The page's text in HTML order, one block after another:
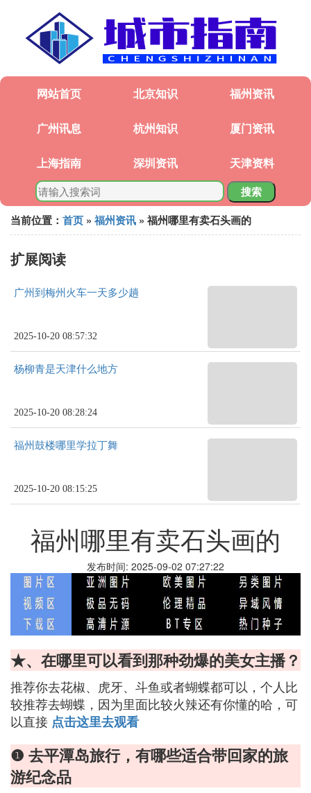
网站首页 北京知识 福州资讯
广州讯息 杭州知识 厦门资讯
上海指南 深圳资讯 天津资料
搜索
当前位置： 首页 » 福州资讯 » 福州哪里有卖石头画的
扩展阅读
广州到梅州火车一天多少趟
2025-10-20 08:57:32
杨柳青是天津什么地方
2025-10-20 08:28:24
福州鼓楼哪里学拉丁舞
2025-10-20 08:15:25
福州哪里有卖石头画的
发布时间: 2025-09-02 07:27:22
★、在哪里可以看到那种劲爆的美女主播？
推荐你去花椒、虎牙、斗鱼或者蝴蝶都可以，个人比
较推荐去蝴蝶，因为里面比较火辣还有你懂的哈，可
以直接 点击这里去观看
❶ 去平潭岛旅行，有哪些适合带回家的旅
游纪念品